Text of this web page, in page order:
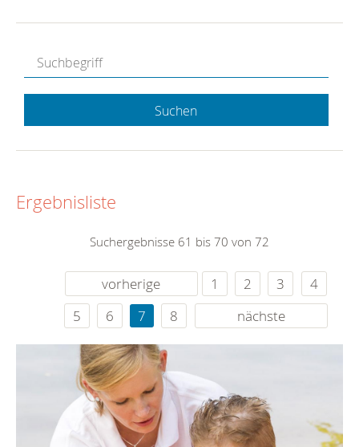
Suchen
Ergebnisliste
Suchergebnisse 61 bis 70 von 72
vorherige 1 2 3
4
5
6 7 8 nächste